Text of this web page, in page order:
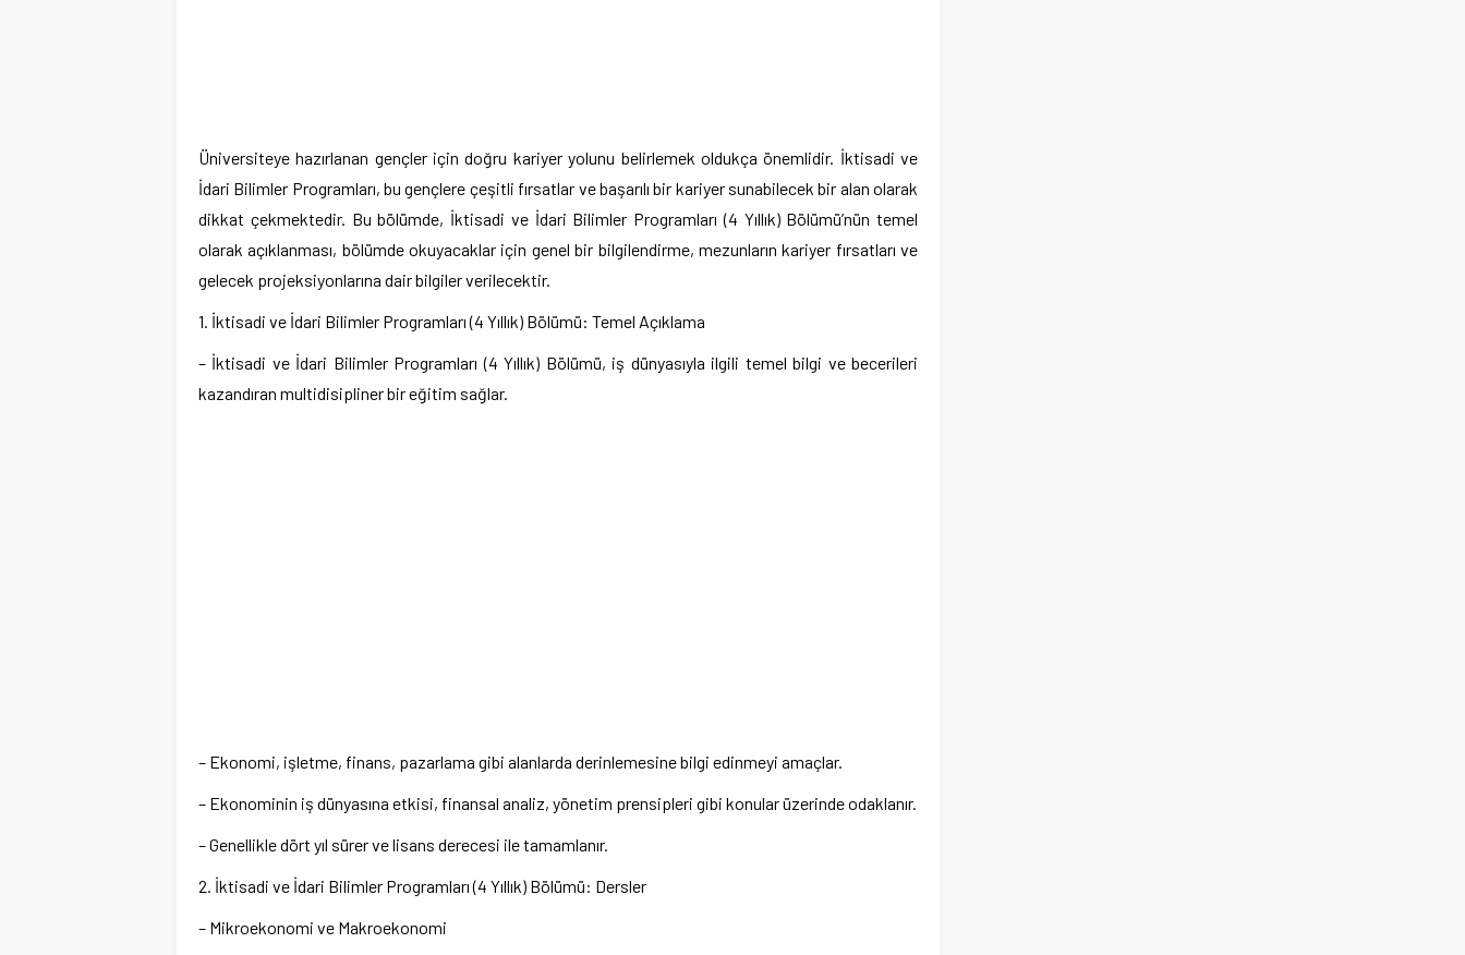
Üniversiteye hazırlanan gençler için doğru kariyer yolunu belirlemek oldukça önemlidir. İktisadi ve
İdari Bilimler Programları, bu gençlere çeşitli fırsatlar ve başarılı bir kariyer sunabilecek bir alan olarak
dikkat çekmektedir. Bu bölümde, İktisadi ve İdari Bilimler Programları (4 Yıllık) Bölümü’nün temel
olarak açıklanması, bölümde okuyacaklar için genel bir bilgilendirme, mezunların kariyer fırsatları ve
gelecek projeksiyonlarına dair bilgiler verilecektir.
1. İktisadi ve İdari Bilimler Programları (4 Yıllık) Bölümü: Temel Açıklama
– İktisadi ve İdari Bilimler Programları (4 Yıllık) Bölümü, iş dünyasıyla ilgili temel bilgi ve becerileri
kazandıran multidisipliner bir eğitim sağlar.
– Ekonomi, işletme, finans, pazarlama gibi alanlarda derinlemesine bilgi edinmeyi amaçlar.
– Ekonominin iş dünyasına etkisi, finansal analiz, yönetim prensipleri gibi konular üzerinde odaklanır.
– Genellikle dört yıl sürer ve lisans derecesi ile tamamlanır.
2. İktisadi ve İdari Bilimler Programları (4 Yıllık) Bölümü: Dersler
– Mikroekonomi ve Makroekonomi